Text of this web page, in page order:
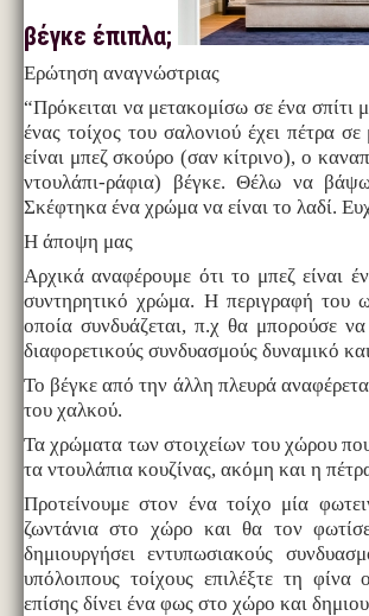
βέγκε έπιπλα;
Ερώτηση αναγνώστριας
“Πρόκειται να μετακομίσω σε ένα σπίτι
ένας τοίχος του σαλονιού έχει πέτρα
είναι μπεζ σκούρο (σαν κίτρινο), ο
ντουλάπι-ράφια) βέγκε. Θέλω να
Σκέφτηκα ένα χρώμα να είναι το λαδί.
Η άποψη μας
Αρχικά αναφέρουμε ότι το μπεζ είναι
συντηρητικό χρώμα. Η περιγραφή του
οποία συνδυάζεται, π.χ θα μπορούσε
διαφορετικούς συνδυασμούς δυναμικό
Το βέγκε από την άλλη πλευρά
του χαλκού.
Τα χρώματα των στοιχείων του χώρου
τα ντουλάπια κουζίνας, ακόμη και η
Προτείνουμε στον ένα τοίχο μία
ζωντάνια στο χώρο και θα τον
δημιουργήσει εντυπωσιακούς
υπόλοιπους τοίχους επιλέξτε τη
επίσης δίνει ένα φως στο χώρο και